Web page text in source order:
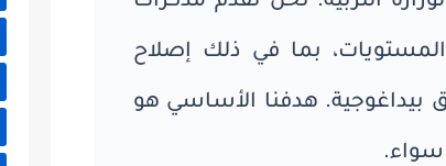
بما في ذلك إصلاح
بيداغوجية. هدفنا الأساسي هو
سواء.